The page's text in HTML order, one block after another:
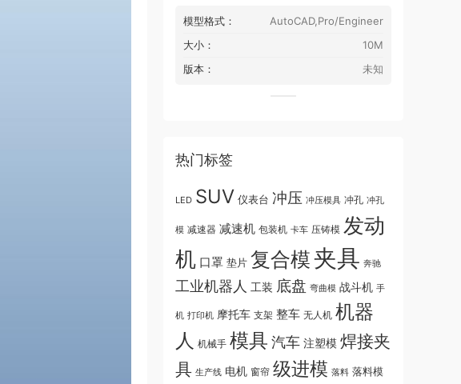
模型格式：
AutoCAD,Pro/Engineer
大小：
10M
版本：
未知
热门标签
LED SUV 仪表台 冲压 冲压模具 冲孔 冲孔
模 减速器 减速机 包装机 卡车 压铸模 发动
机 口罩 垫片 复合模夹具 奔驰
工业机器人 工装 底盘 弯曲模 战斗机 手
机 打印机 摩托车 支架 整车 无人机 机器
人 机械手 模具 汽车 注塑模 焊接夹
具 生产线 电机 窗帘 级进模 落料 落料模